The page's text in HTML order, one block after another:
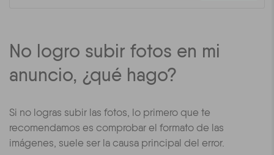
No logro subir fotos en mi
anuncio, ¿qué hago?
Si no logras subir las fotos, lo primero que te
recomendamos es comprobar el formato de las
imágenes, suele ser la causa principal del error.